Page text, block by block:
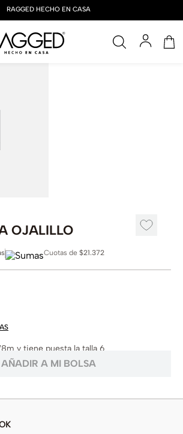
OJALILLO
Cuotas de $21.372
y tiene puesta la talla 6